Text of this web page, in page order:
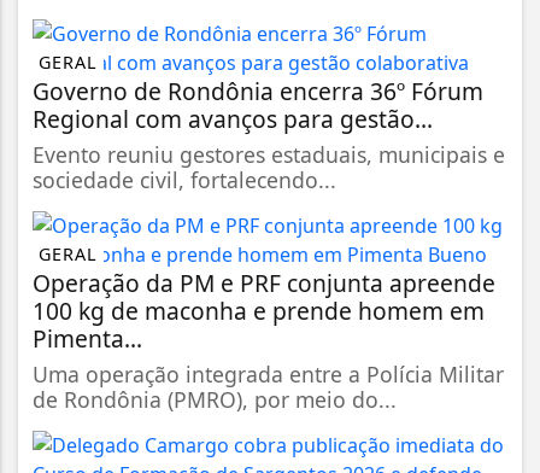
GERAL
Governo de Rondônia encerra 36º Fórum
Regional com avanços para gestão...
Evento reuniu gestores estaduais, municipais e
sociedade civil, fortalecendo...
GERAL
Operação da PM e PRF conjunta apreende
100 kg de maconha e prende homem em
Pimenta...
Uma operação integrada entre a Polícia Militar
de Rondônia (PMRO), por meio do...